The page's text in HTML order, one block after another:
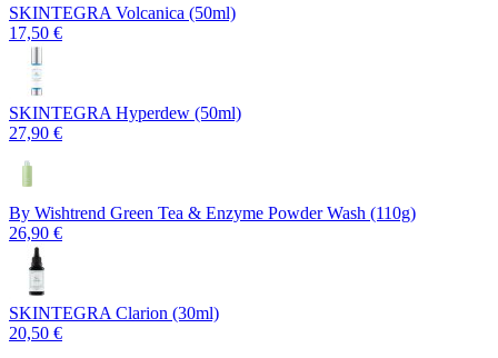
SKINTEGRA Volcanica (50ml)
17,50 €
SKINTEGRA Hyperdew (50ml)
27,90 €
By Wishtrend Green Tea & Enzyme Powder Wash (110g)
26,90 €
SKINTEGRA Clarion (30ml)
20,50 €